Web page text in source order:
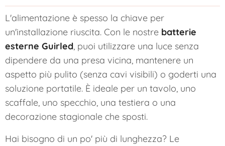
L'alimentazione è spesso la chiave per
un'installazione riuscita. Con le nostre batterie
esterne Guirled , puoi utilizzare una luce senza
dipendere da una presa vicina, mantenere un
aspetto più pulito (senza cavi visibili) o goderti una
soluzione portatile. È ideale per un tavolo, uno
scaffale, uno specchio, una testiera o una
decorazione stagionale che sposti.
Hai bisogno di un po' più di lunghezza? Le